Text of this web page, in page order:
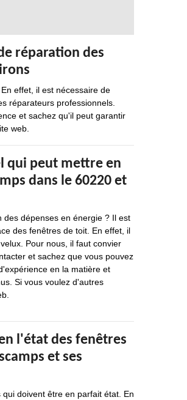
réparation des
effet, il est nécessaire de
réparateurs professionnels.
et sachez qu'il peut garantir
web.
qui peut mettre en
dans le 60220 et
des dépenses en énergie ? Il est
des fenêtres de toit. En effet, il
Pour nous, il faut convier
et sachez que vous pouvez
en la matière et
Si vous voulez d'autres
l'état des fenêtres
et ses
doivent être en parfait état. En